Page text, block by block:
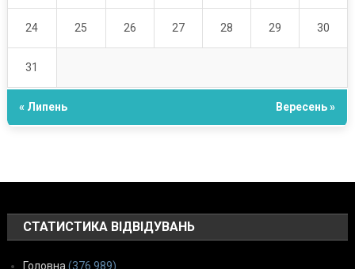
24 25 26 27 28 29 30
31
« Липень Вересень »
СТАТИСТИКА ВІДВІДУВАНЬ
Головна (376 989)